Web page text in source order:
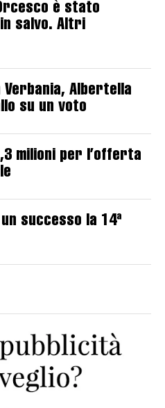
è stato
salvo. Altri
Verbania, Albertella
su un voto
milioni per l’offerta
successo la 14ª